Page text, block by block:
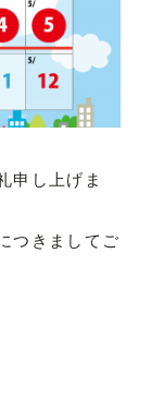
申し上げま
つきましてご